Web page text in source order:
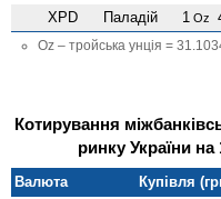
XPD Паладій 1 Oz
Oz – тройська унція =
Котирування
ринку України на
Валюта Купівля